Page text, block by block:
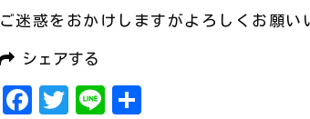
ご迷惑をおかけしますがよろしくお願い
シェアする
Facebook
Twitter
Line